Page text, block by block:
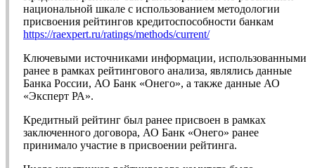
национальной шкале с использованием методологии
присвоения рейтингов кредитоспособности банкам
https://raexpert.ru/ratings/methods/current/
Ключевыми источниками информации, использованными
ранее в рамках рейтингового анализа, являлись данные
Банка России, АО Банк «Онего», а также данные АО
«Эксперт РА».
Кредитный рейтинг был ранее присвоен в рамках
заключенного договора, АО Банк «Онего» ранее
принимало участие в присвоении рейтинга.